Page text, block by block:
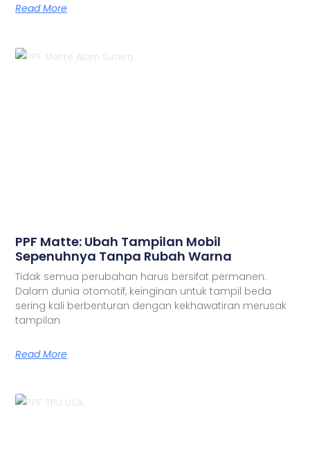
Read More
PPF Matte: Ubah Tampilan Mobil
Sepenuhnya Tanpa Rubah Warna
Tidak semua perubahan harus bersifat permanen.
Dalam dunia otomotif, keinginan untuk tampil beda
sering kali berbenturan dengan kekhawatiran merusak
tampilan
Read More